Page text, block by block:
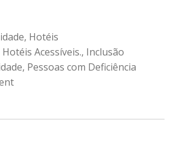
, Hotéis
Hotéis Acessíveis., Inclusão
, Pessoas com Deficiência